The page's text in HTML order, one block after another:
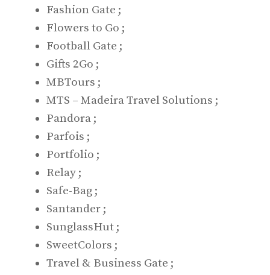
Fashion Gate ;
Flowers to Go ;
Football Gate ;
Gifts 2Go ;
MBTours ;
MTS – Madeira Travel Solutions ;
Pandora ;
Parfois ;
Portfolio ;
Relay ;
Safe-Bag ;
Santander ;
SunglassHut ;
SweetColors ;
Travel & Business Gate ;